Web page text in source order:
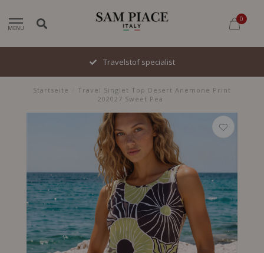
MENU
0
Travelstof specialist
Startseite
Travel Singlet Top Desert Anemone Print
202027 Sweet Pea